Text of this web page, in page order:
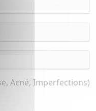
Acné, Imperfections)